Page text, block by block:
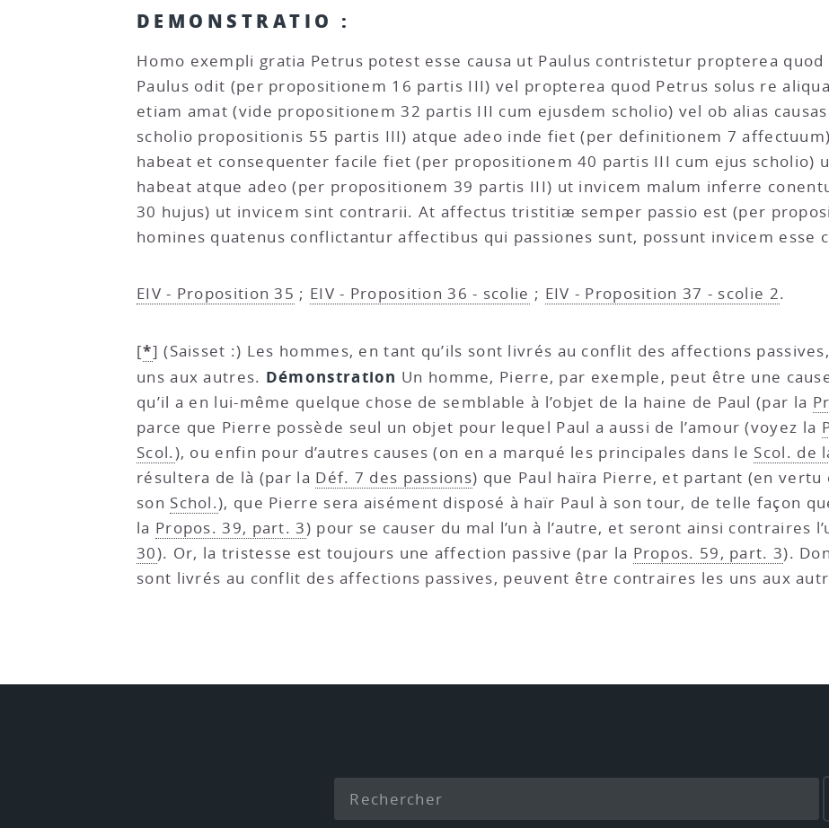
DEMONSTRATIO :
Homo exempli gratia Petrus potest esse causa ut Paulus contristetur propterea
Paulus odit (per propositionem 16 partis III) vel propterea quod Petrus solus re
etiam amat (vide propositionem 32 partis III cum ejusdem scholio) vel ob alias
scholio propositionis 55 partis III) atque adeo inde fiet (per definitionem 7
habeat et consequenter facile fiet (per propositionem 40 partis III cum ejus scholio)
habeat atque adeo (per propositionem 39 partis III) ut invicem malum inferre
30 hujus) ut invicem sint contrarii. At affectus tristitiæ semper passio est (per
homines quatenus conflictantur affectibus qui passiones sunt, possunt invicem esse
EIV - Proposition 35 ; EIV - Proposition 36 - scolie ; EIV - Proposition 37 - scolie 2.
[*](Saisset :) Les hommes, en tant qu’ils sont livrés au conflit des affections
uns aux autres. Démonstration Un homme, Pierre, par exemple, peut être une
qu’il a en lui-même quelque chose de semblable à l’objet de la haine de Paul (par la
parce que Pierre possède seul un objet pour lequel Paul a aussi de l’amour (voyez la
Scol.), ou enfin pour d’autres causes (on en a marqué les principales dans le Scol. de
résultera de là (par la Déf. 7 des passions) que Paul haïra Pierre, et partant (en vertu
son Schol.), que Pierre sera aisément disposé à haïr Paul à son tour, de telle façon
la Propos. 39, part. 3) pour se causer du mal l’un à l’autre, et seront ainsi contraires
30). Or, la tristesse est toujours une affection passive (par la Propos. 59, part. 3).
sont livrés au conflit des affections passives, peuvent être contraires les uns aux